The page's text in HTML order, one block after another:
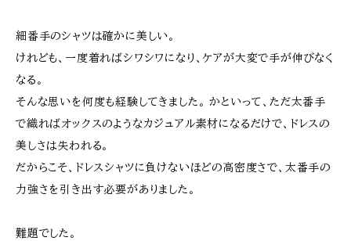
細番手のシャツは確かに美しい。
けれども、一度着ればシワシワになり、ケアが大変で手が伸びなく
なる。
そんな思いを何度も経験してきました。 かといって、ただ太番手
で織ればオックスのようなカジュアル素材になるだけで、ドレスの
美しさは失われる。
だからこそ、ドレスシャツに負けないほどの高密度さで、太番手の
力強さを引き出す必要がありました。
難題でした。